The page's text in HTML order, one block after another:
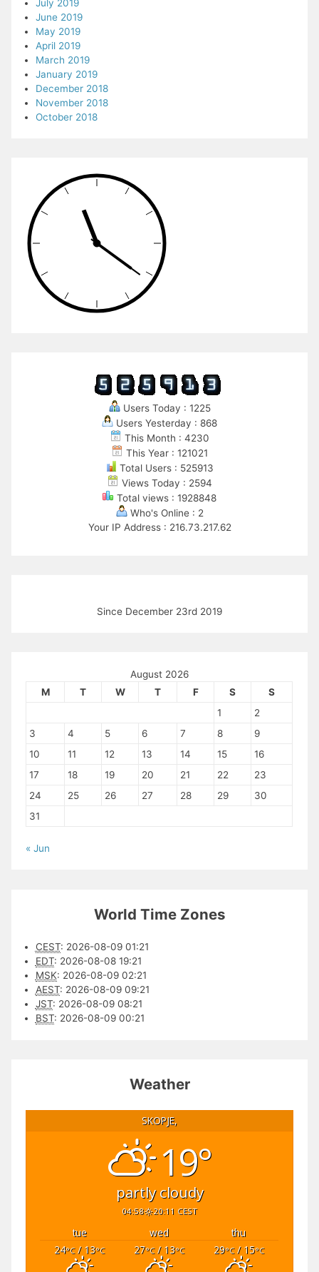
July 2019
June 2019
May 2019
April 2019
March 2019
January 2019
December 2018
November 2018
October 2018
Users Today : 1225
Users Yesterday : 868
This Month : 4230
This Year : 121021
Total Users : 525913
Views Today : 2594
Total views : 1928848
Who's Online : 2
Your IP Address : 216.73.217.62
Since December 23rd 2019
August 2026
M
T W T F S
S
1
2
3
4 5 6 7 8
9
10
11 12 13 14 15
16
17
18 19 20 21 22
23
24
25 26 27 28 29
30
31
« Jun
World Time Zones
CEST: 2026-08-09 01:21
EDT: 2026-08-08 19:21
MSK: 2026-08-09 02:21
AEST: 2026-08-09 09:21
JST: 2026-08-09 08:21
BST: 2026-08-09 00:21
Weather
SKOPJE,
19°
partly cloudy
04:58 20:11 CEST
tue wed
thu
24°C/ 13°C 27°C/ 13°C 29°C/ 15°C